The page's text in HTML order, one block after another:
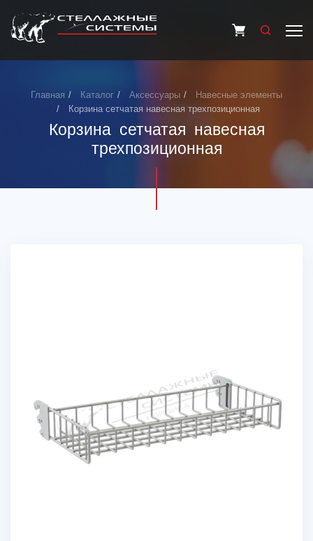
Главная Каталог Аксессуары
Навесные элементы
Корзина сетчатая навесная трехпозиционная
Корзина сетчатая навесная
трехпозиционная